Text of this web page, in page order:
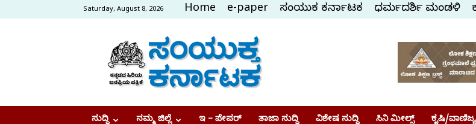
Saturday, August 8, 2026 Home e-paper ಸಂಯುಕ್ತ ಕರ್ನಾಟಕ ಧರ್ಮದರ್ಶಿ ಮಂಡಳಿ
Samyukta
Karnataka
ಸುದ್ದಿ ನಮ್ಮ ಜಿಲ್ಲೆ ಇ – ಪೇಪರ್ ತಾಜಾ ಸುದ್ದಿ ವಿಶೇಷ ಸುದ್ದಿ ಸಿನಿ ಮೀಲ್ಸ್ ಕೃಷಿ/ವಾಣಿಜ್ಯ